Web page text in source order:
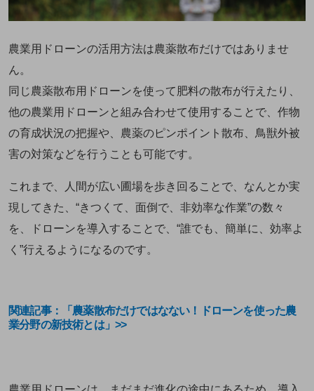
農業用ドローンの活用方法は農薬散布だけではありませ
ん。
同じ農薬散布用ドローンを使って肥料の散布が行えたり、
他の農業用ドローンと組み合わせて使用することで、作物
の育成状況の把握や、農薬のピンポイント散布、鳥獣外被
害の対策などを行うことも可能です。
これまで、人間が広い圃場を歩き回ることで、なんとか実
現してきた、“きつくて、面倒で、非効率な作業”の数々
を、ドローンを導入することで、“誰でも、簡単に、効率よ
く”行えるようになるのです。
関連記事：「農薬散布だけではなない！ドローンを使った農
業分野の新技術とは」>>